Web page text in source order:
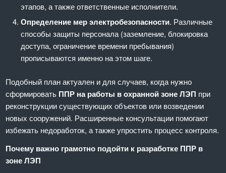
этапов, а также ответственные исполнители.
Определение мер электробезопасности. Различные
способы защиты персонала (заземление, блокировка
доступа, ограничение времени пребывания)
прописываются именно на этом шаге.
Подобный план актуален и для случаев, когда нужно
сформировать ППР на работы в охранной зоне ЛЭП при
реконструкции существующих объектов или возведении
новых сооружений. Расширенные консультации помогают
избежать недоработок, а также упростить процесс контроля.
Почему важно грамотно подойти к разработке ППР в
зоне ЛЭП